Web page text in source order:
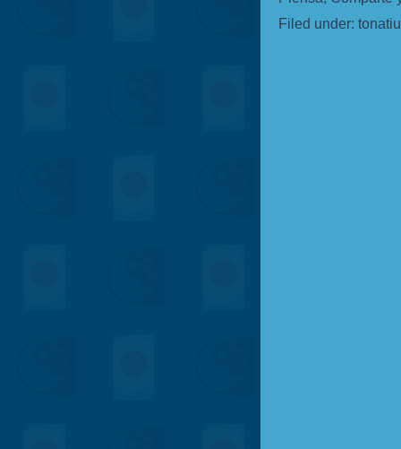
Filed under: